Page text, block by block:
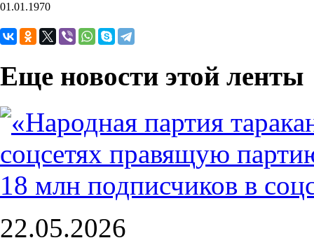
01.01.1970
Еще новости этой ленты
22.05.2026